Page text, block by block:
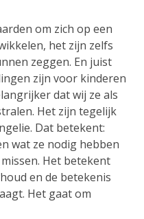
om zich op een
het zijn zelfs
zeggen. En juist
zijn voor kinderen
dat wij ze als
Het zijn tegelijk
Dat betekent:
wat ze nodig hebben
Het betekent
en de betekenis
Het gaat om